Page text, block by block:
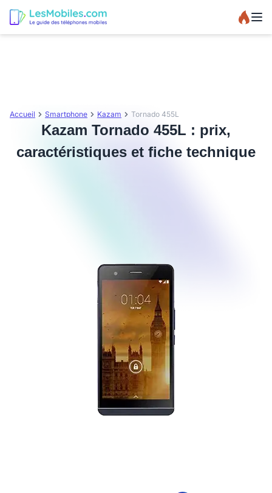
Accueil Smartphone Kazam Tornado 455L
Kazam Tornado 455L : prix,
caractéristiques et fiche technique